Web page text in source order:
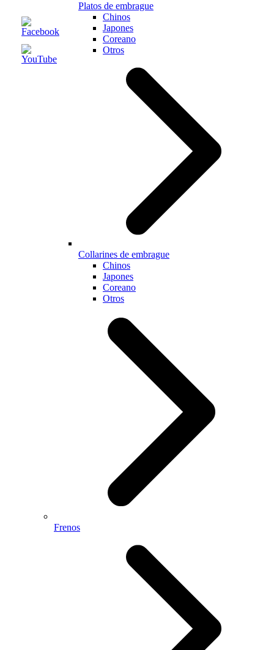
Platos de embrague
Chinos
Japones
Coreano
Otros
Collarines de embrague
Chinos
Japones
Coreano
Otros
Frenos